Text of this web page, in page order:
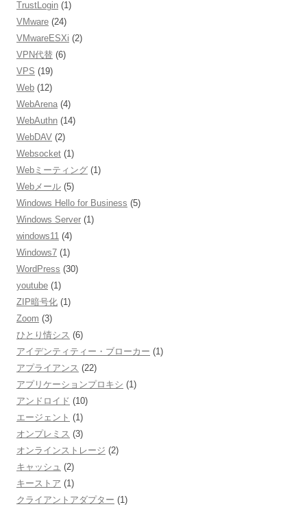
TrustLogin (1)
VMware (24)
VMwareESXi (2)
VPN代替 (6)
VPS (19)
Web (12)
WebArena (4)
WebAuthn (14)
WebDAV (2)
Websocket (1)
Webミーティング (1)
Webメール (5)
Windows Hello for Business (5)
Windows Server (1)
windows11 (4)
Windows7 (1)
WordPress (30)
youtube (1)
ZIP暗号化 (1)
Zoom (3)
ひとり情シス (6)
アイデンティティー・ブローカー (1)
アプライアンス (22)
アプリケーションプロキシ (1)
アンドロイド (10)
エージェント (1)
オンプレミス (3)
オンラインストレージ (2)
キャッシュ (2)
キーストア (1)
クライアントアダプター (1)